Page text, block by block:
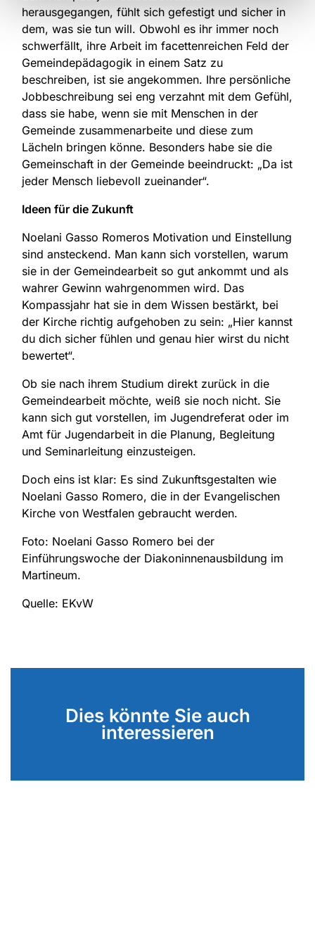
herausgegangen, fühlt sich gefestigt und sicher in
dem, was sie tun will. Obwohl es ihr immer noch
schwerfällt, ihre Arbeit im facettenreichen Feld der
Gemeindepädagogik in einem Satz zu
beschreiben, ist sie angekommen. Ihre persönliche
Jobbeschreibung sei eng verzahnt mit dem Gefühl,
dass sie habe, wenn sie mit Menschen in der
Gemeinde zusammenarbeite und diese zum
Lächeln bringen könne. Besonders habe sie die
Gemeinschaft in der Gemeinde beeindruckt: „Da ist
jeder Mensch liebevoll zueinander“.
Ideen für die Zukunft
Noelani Gasso Romeros Motivation und Einstellung
sind ansteckend. Man kann sich vorstellen, warum
sie in der Gemeindearbeit so gut ankommt und als
wahrer Gewinn wahrgenommen wird. Das
Kompassjahr hat sie in dem Wissen bestärkt, bei
der Kirche richtig aufgehoben zu sein: „Hier kannst
du dich sicher fühlen und genau hier wirst du nicht
bewertet“.
Ob sie nach ihrem Studium direkt zurück in die
Gemeindearbeit möchte, weiß sie noch nicht. Sie
kann sich gut vorstellen, im Jugendreferat oder im
Amt für Jugendarbeit in die Planung, Begleitung
und Seminarleitung einzusteigen.
Doch eins ist klar: Es sind Zukunftsgestalten wie
Noelani Gasso Romero, die in der Evangelischen
Kirche von Westfalen gebraucht werden.
Foto: Noelani Gasso Romero bei der
Einführungswoche der Diakoninnenausbildung im
Martineum.
Quelle: EKvW
Dies könnte Sie auch
interessieren